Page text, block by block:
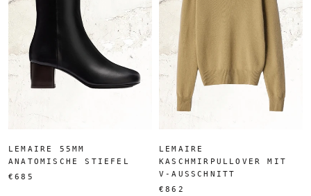
LEMAIRE 55MM
ANATOMISCHE STIEFEL
€685
LEMAIRE
KASCHMIRPULLOVER MIT
V-AUSSCHNITT
€862